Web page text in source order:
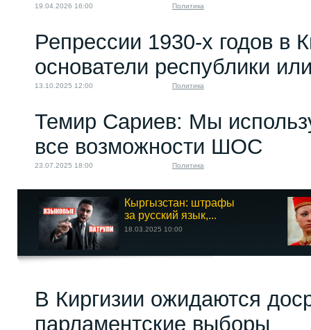
19.04.2026 16:00 Политика
Репрессии 1930-х годов в
основатели республики
13.10.2025 12:00 Политика
Темир Сариев: Мы
все возможности ШОС
23.07.2025 18:00 Политика
Кыргызстан: штрафы
за русский язык,...
18.03.2025 10:00
В Киргизии ожидаются
парламентские выборы